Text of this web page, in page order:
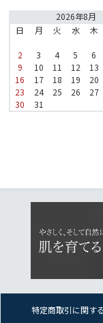
2026年8月
日
月 火 水 木
2
3 4 5 6
9
10 11 12 13
16
17 18 19 20
23
24 25 26 27
30
31
特定商取引に関す